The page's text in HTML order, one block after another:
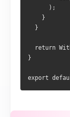
      );
    }
  }
return
}
export